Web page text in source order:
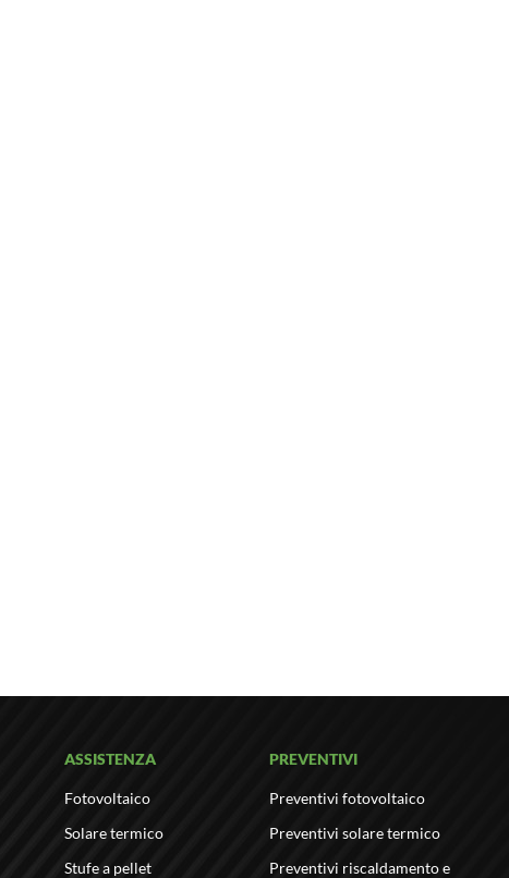
ASSISTENZA
Fotovoltaico
Solare termico
Stufe a pellet
PREVENTIVI
Preventivi fotovoltaico
Preventivi solare termico
Preventivi riscaldamento e